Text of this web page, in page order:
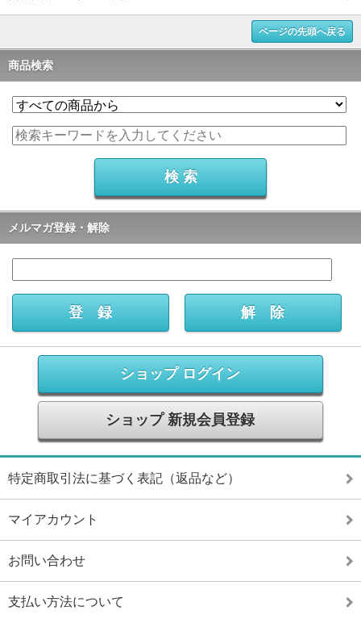
ページの先頭へ戻る
商品検索
メルマガ登録・解除
ショップ ログイン
ショップ 新規会員登録
特定商取引法に基づく表記（返品など）
マイアカウント
お問い合わせ
支払い方法について